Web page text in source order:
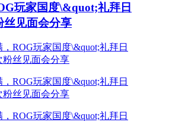
玩家国度\&quot;礼拜日
见面会分享